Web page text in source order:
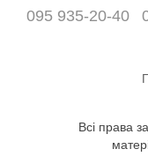
095 935-20-40
Всі права